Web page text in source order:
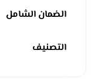
الضمان الشامل
التصنيف